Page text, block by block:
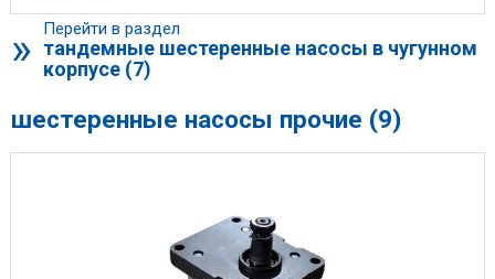
» Перейти в раздел
тандемные шестеренные насосы в чугунном
корпусе (7)
шестеренные насосы прочие (9)